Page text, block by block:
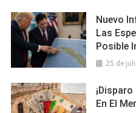
Nuevo
Las
Posible
25 de
En El